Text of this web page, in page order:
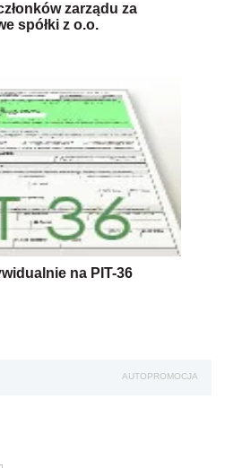
zarządu za
spółki z o.o.
na PIT-36
AUTOPROMOCJA